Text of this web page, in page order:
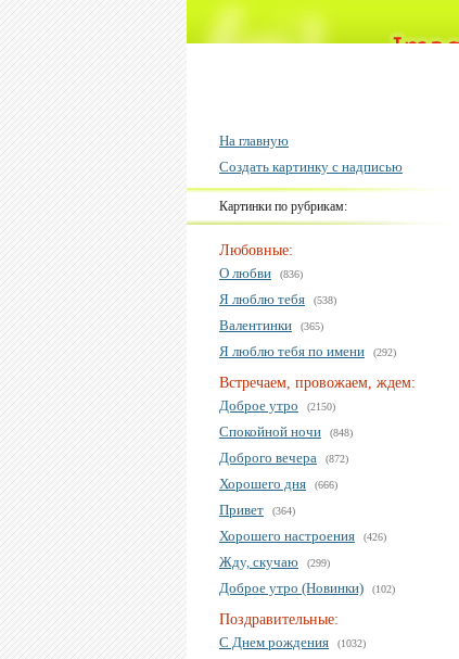
На главную
Создать картинку с надписью
Картинки по рубрикам:
Любовные:
О любви
(836)
Я люблю тебя (538)
Валентинки (365)
Я люблю тебя по имени (292)
Встречаем, провожаем, ждем:
Доброе утро
(2150)
Спокойной ночи (848)
Доброго вечера (872)
Хорошего дня (666)
Привет (364)
Хорошего настроения (426)
Жду, скучаю (299)
Доброе утро (Новинки) (102)
Поздравительные:
С Днем рождения
(1032)